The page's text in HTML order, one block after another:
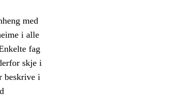
med
i alle
fag
skje i
beskrive i